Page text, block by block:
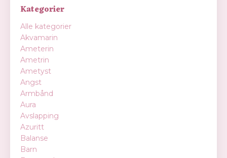
Kategorier
Alle kategorier
Akvamarin
Ameterin
Ametrin
Ametyst
Angst
Armbånd
Aura
Avslapping
Azuritt
Balanse
Barn